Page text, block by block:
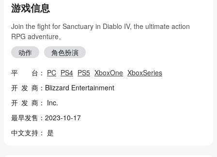
游戏信息
Join the fight for Sanctuary in Diablo IV, the ultimate action
RPG adventure。
动作
角色扮演
平 台： PC PS4 PS5 XboxOne XboxSeries
开 发 商：Blizzard Entertainment
开 发 商： Inc.
最早发售：2023-10-17
中文支持： 是